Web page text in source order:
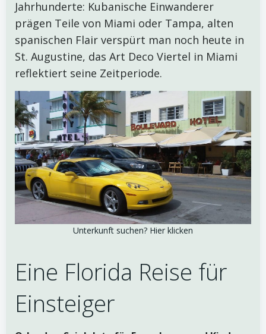
Jahrhunderte: Kubanische Einwanderer
prägen Teile von Miami oder Tampa, alten
spanischen Flair verspürt man noch heute in
St. Augustine, das Art Deco Viertel in Miami
reflektiert seine Zeitperiode.
Unterkunft suchen? Hier klicken
Eine Florida Reise für
Einsteiger